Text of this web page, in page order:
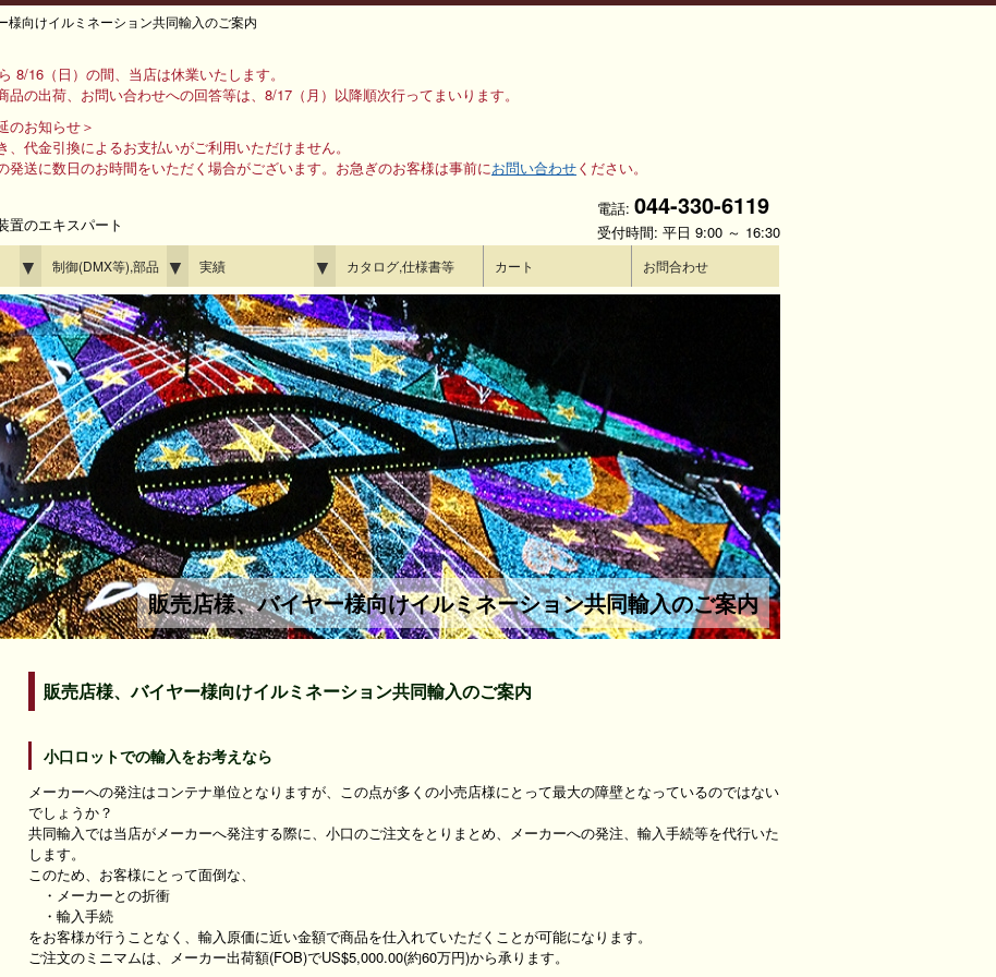
向けイルミネーション共同輸入のご案内
8/16（日）の間、当店は休業いたします。
の出荷、お問い合わせへの回答等は、8/17（月）以降順次行ってまいります。
のお知らせ＞
代金引換によるお支払いがご利用いただけません。
発送に数日のお時間をいただく場合がございます。お急ぎのお客様は事前にお問い合わせください。
置のエキスパート
電話: 044-330-6119
受付時間: 平日 9:00 ～ 16:30
▼ 制御(DMX等),部品 ▼ 実績 ▼ カタログ,仕様書等 カート お問合わせ
販売店様、バイヤー様向けイルミネーション共同輸入のご案内
販売店様、バイヤー様向けイルミネーション共同輸入のご案内
小口ロットでの輸入をお考えなら
メーカーへの発注はコンテナ単位となりますが、この点が多くの小売店様にとって最大の障壁となっているのではない
でしょうか？
共同輸入では当店がメーカーへ発注する際に、小口のご注文をとりまとめ、メーカーへの発注、輸入手続等を代行いた
します。
このため、お客様にとって面倒な、
・メーカーとの折衝
・輸入手続
をお客様が行うことなく、輸入原価に近い金額で商品を仕入れていただくことが可能になります。
ご注文のミニマムは、メーカー出荷額(FOB)でUS$5,000.00(約60万円)から承ります。